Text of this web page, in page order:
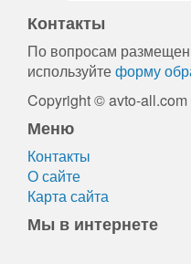
Контакты
По вопросам
используйтеформу
Copyright © avto-
Меню
Контакты
О сайте
Карта сайта
Мы в интернете